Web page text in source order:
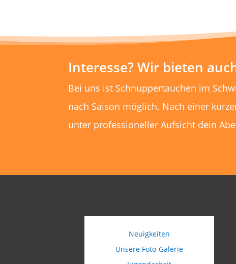
Interesse? Wir bieten
Bei uns ist Schnuppertauchen im
nach Saison möglich. Nach einer
unter professioneller Aufsicht dein
Neuigkeiten
Unsere Foto-Galerie